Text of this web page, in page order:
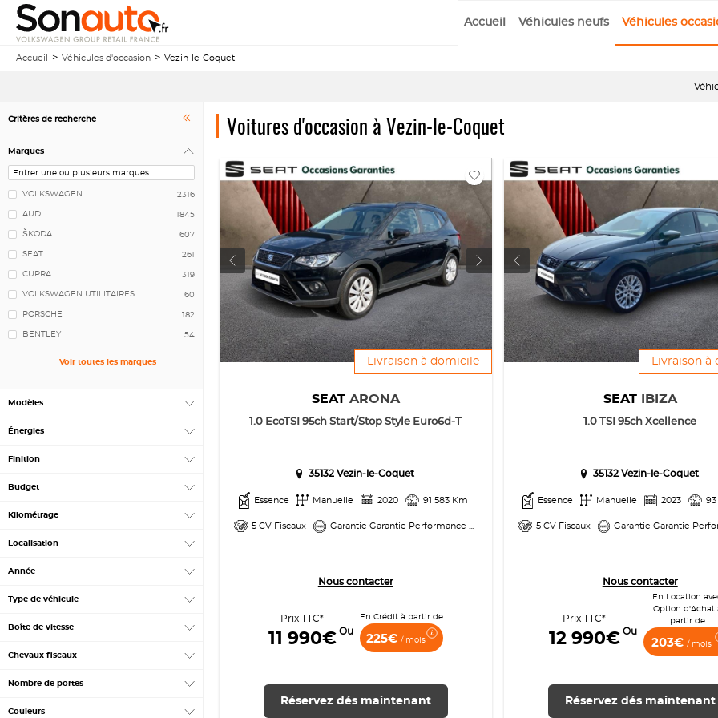
Accueil Véhicules neufs Véhicules
Accueil Véhicules d'occasion Vezin-le-Coquet
Critères de recherche
Marques
VOLKSWAGEN 2316
AUDI 1845
ŠKODA 607
SEAT 261
CUPRA 319
VOLKSWAGEN UTILITAIRES 60
PORSCHE 182
BENTLEY 54
Voir toutes les marques
Modèles
Énergies
Finition
Budget
Kilométrage
Localisation
Année
Type de véhicule
Boîte de vitesse
Chevaux fiscaux
Nombre de portes
Couleurs
Voitures d'occasion à Vezin-le-Coquet
Livraison à domicile
SEAT ARONA
1.0 EcoTSI 95ch Start/Stop Style Euro6d-T
35132 Vezin-le-Coquet
Essence Manuelle 2020 91 583 Km
5 CV Fiscaux Garantie Garantie Performance ...
Nous contacter
Prix TTC*
11 990€ Ou
En Crédit à partir de
225€ / mois
Réservez dés maintenant
Livraison à
SEAT IBIZA
1.0 TSI 95ch Xcellence
35132 Vezin-le-Coquet
Essence Manuelle 2023
5 CV Fiscaux Garantie Garantie
Nous contacter
Prix TTC*
12 990€ Ou
En Location
Option d'Achat
partir de
203€/ mois
Réservez dés maintenant